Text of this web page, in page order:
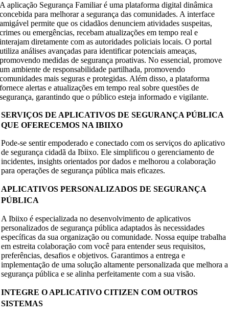
A aplicação Segurança Familiar é uma plataforma digital dinâmica
concebida para melhorar a segurança das comunidades. A interface
amigável permite que os cidadãos denunciem atividades suspeitas,
crimes ou emergências, recebam atualizações em tempo real e
interajam diretamente com as autoridades policiais locais. O portal
utiliza análises avançadas para identificar potenciais ameaças,
promovendo medidas de segurança proativas. No essencial, promove
um ambiente de responsabilidade partilhada, promovendo
comunidades mais seguras e protegidas. Além disso, a plataforma
fornece alertas e atualizações em tempo real sobre questões de
segurança, garantindo que o público esteja informado e vigilante.
SERVIÇOS DE APLICATIVOS DE SEGURANÇA PÚBLICA
QUE OFERECEMOS NA IBIIXO
Pode-se sentir empoderado e conectado com os serviços do aplicativo
de segurança cidadã da Ibiixo. Ele simplificou o gerenciamento de
incidentes, insights orientados por dados e melhorou a colaboração
para operações de segurança pública mais eficazes.
APLICATIVOS PERSONALIZADOS DE SEGURANÇA
PÚBLICA
A Ibiixo é especializada no desenvolvimento de aplicativos
personalizados de segurança pública adaptados às necessidades
específicas da sua organização ou comunidade. Nossa equipe trabalha
em estreita colaboração com você para entender seus requisitos,
preferências, desafios e objetivos. Garantimos a entrega e
implementação de uma solução altamente personalizada que melhora a
segurança pública e se alinha perfeitamente com a sua visão.
INTEGRE O APLICATIVO CITIZEN COM OUTROS
SISTEMAS